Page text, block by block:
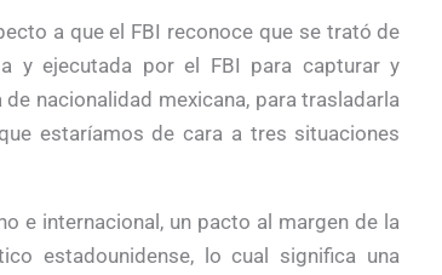
a que el FBI reconoce que se trató de
y ejecutada por el FBI para capturar y
nacionalidad mexicana, para trasladarla
estaríamos de cara a tres situaciones
e internacional, un pacto al margen de la
estadounidense, lo cual significa una